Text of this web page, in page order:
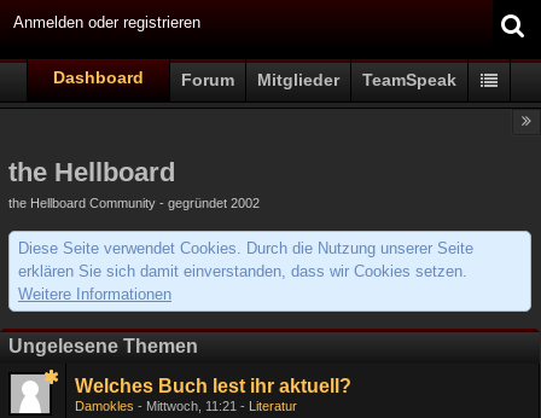
Anmelden oder registrieren
Dashboard Forum Mitglieder TeamSpeak
the Hellboard
the Hellboard Community - gegründet 2002
Diese Seite verwendet Cookies. Durch die Nutzung unserer Seite
erklären Sie sich damit einverstanden, dass wir Cookies setzen.
Weitere Informationen
Ungelesene Themen
Welches Buch lest ihr aktuell?
Damokles Mittwoch, 11:21 Literatur